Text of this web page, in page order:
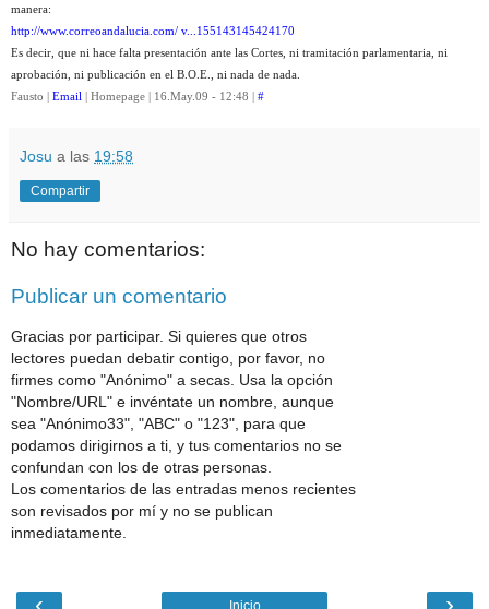
manera:
http://www.correoandalucia.com/ v...155143145424170
Es decir, que ni hace falta presentación ante las Cortes, ni tramitación parlamentaria, ni
aprobación, ni publicación en el B.O.E., ni nada de nada.
Fausto | Email | Homepage | 16.May.09 - 12:48 | #
Josu a las 19:58
Compartir
No hay comentarios:
Publicar un comentario
Gracias por participar. Si quieres que otros
lectores puedan debatir contigo, por favor, no
firmes como "Anónimo" a secas. Usa la opción
"Nombre/URL" e invéntate un nombre, aunque
sea "Anónimo33", "ABC" o "123", para que
podamos dirigirnos a ti, y tus comentarios no se
confundan con los de otras personas.
Los comentarios de las entradas menos recientes
son revisados por mí y no se publican
inmediatamente.
Inicio